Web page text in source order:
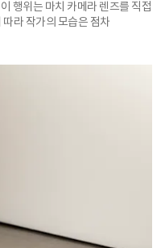
행위는 마치 카메라 렌즈를 직접
라 작가의 모습은 점차